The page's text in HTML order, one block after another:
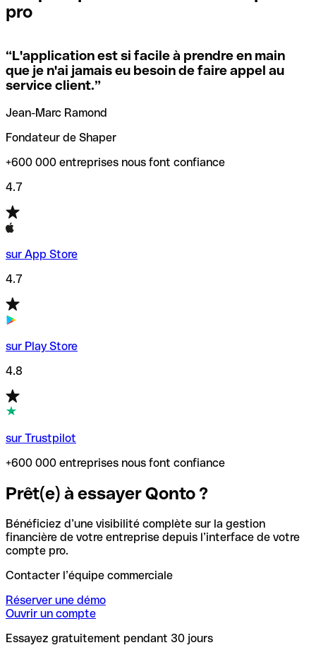
locales.
Si vous n'êtes pas sûr du code SWIFT que vous devriez
utiliser, nous avons développé un outil de recherche de
codes SWIFT par nom de banque.
vérification/recherche de codes SWIFT. Ainsi, vous pouvez
trouver et vérifier vos codes SWIFT avant de réaliser vos
transferts d’argent.
pro
“L'application est si facile à prendre en main
que je n'ai jamais eu besoin de faire appel au
service client.”
Jean-Marc Ramond
Fondateur de Shaper
+600 000 entreprises nous font confiance
4.7
sur App Store
4.7
sur Play Store
4.8
sur Trustpilot
+600 000 entreprises nous font confiance
Prêt(e) à essayer Qonto ?
Bénéficiez d’une visibilité complète sur la gestion
financière de votre entreprise depuis l’interface de votre
compte pro.
Contacter l’équipe commerciale
Réserver une démo
Ouvrir un compte
Essayez gratuitement pendant 30 jours